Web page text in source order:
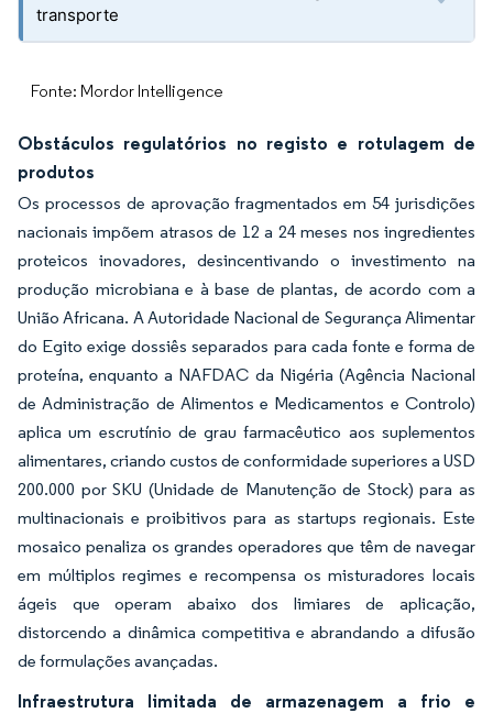
transporte
Fonte: Mordor Intelligence
Obstáculos regulatórios no registo e rotulagem de
produtos
Os processos de aprovação fragmentados em 54 jurisdições
nacionais impõem atrasos de 12 a 24 meses nos ingredientes
proteicos inovadores, desincentivando o investimento na
produção microbiana e à base de plantas, de acordo com a
União Africana. A Autoridade Nacional de Segurança Alimentar
do Egito exige dossiês separados para cada fonte e forma de
proteína, enquanto a NAFDAC da Nigéria (Agência Nacional
de Administração de Alimentos e Medicamentos e Controlo)
aplica um escrutínio de grau farmacêutico aos suplementos
alimentares, criando custos de conformidade superiores a USD
200.000 por SKU (Unidade de Manutenção de Stock) para as
multinacionais e proibitivos para as startups regionais. Este
mosaico penaliza os grandes operadores que têm de navegar
em múltiplos regimes e recompensa os misturadores locais
ágeis que operam abaixo dos limiares de aplicação,
distorcendo a dinâmica competitiva e abrandando a difusão
de formulações avançadas.
Infraestrutura limitada de armazenagem a frio e